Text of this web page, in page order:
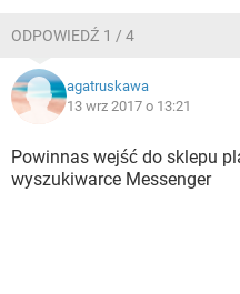
ODPOWIEDŹ 1 / 4
agatruskawa
13 wrz 2017 o 13:21
Powinnas wejść do sklepu
wyszukiwarce Messenger